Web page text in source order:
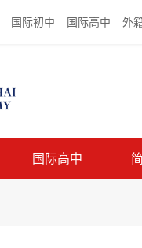
国际初中 国际高中 外
国际高中